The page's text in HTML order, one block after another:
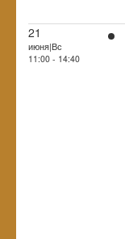
21
июня|Вс
11:00 - 14:40